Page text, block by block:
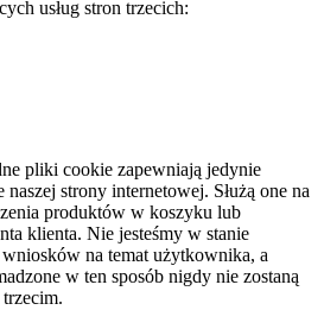
usług stron trzecich:
pliki cookie zapewniają jedynie
strony internetowej. Służą one na
produktów w koszyku lub
klienta. Nie jesteśmy w stanie
na temat użytkownika, a
w ten sposób nigdy nie zostaną